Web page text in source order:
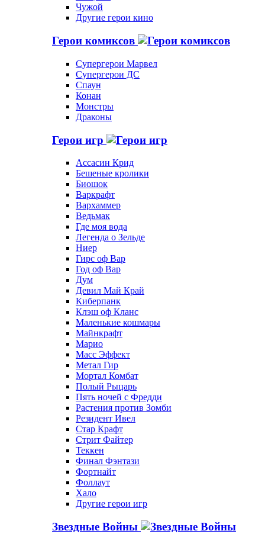
Чужой
Другие герои кино
Герои комиксов
Супергерои Марвел
Супергерои ДС
Спаун
Конан
Монстры
Драконы
Герои игр
Ассасин Крид
Бешеные кролики
Биошок
Варкрафт
Вархаммер
Ведьмак
Где моя вода
Легенда о Зельде
Ниер
Гирс оф Вар
Год оф Вар
Дум
Девил Май Край
Киберпанк
Клэш оф Кланс
Маленькие кошмары
Майнкрафт
Марио
Масс Эффект
Метал Гир
Мортал Комбат
Полый Рыцарь
Пять ночей с Фредди
Растения против Зомби
Резидент Ивел
Стар Крафт
Стрит Файтер
Теккен
Финал Фэнтази
Фортнайт
Фоллаут
Хало
Другие герои игр
Звездные Войны